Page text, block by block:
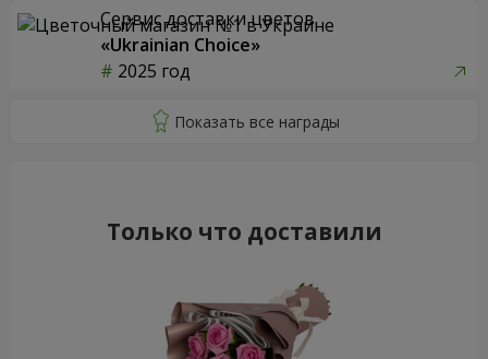
Сервис доставки цветов
«Ukrainian Choice»
2025 год
Только что доставили